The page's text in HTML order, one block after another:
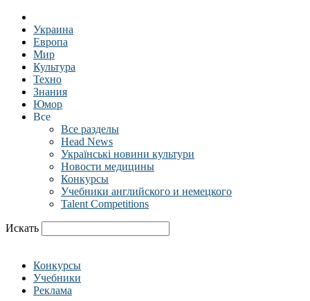
Украина
Европа
Мир
Культура
Техно
Знания
Юмор
Все
Все разделы
Head News
Українські новини культури
Новости медицины
Конкурсы
Учебники английского и немецкого
Talent Competitions
Искать
Конкурсы
Учебники
Реклама